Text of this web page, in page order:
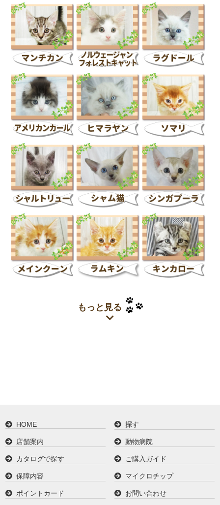
もっと見る
HOME 探す
店舗案内 動物病院
カタログで探す ご購入ガイド
保障内容 マイクロチップ
ポイントカード お問い合わせ